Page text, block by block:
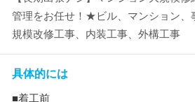
管理をお任せ！★ビル、マンション、
規模改修工事、内装工事、外構工事
具体的には
■着工前